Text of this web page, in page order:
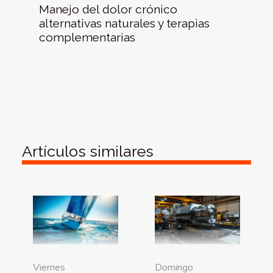
Manejo del dolor crónico
alternativas naturales y terapias
complementarias
Artículos similares
Viernes Domingo